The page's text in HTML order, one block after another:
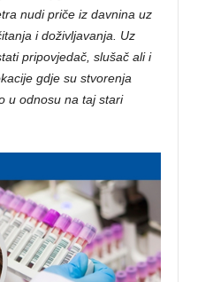
nudi priče iz davnina uz
i doživljavanja. Uz
pripovjedač, slušač ali i
gdje su stvorenja
u odnosu na taj stari